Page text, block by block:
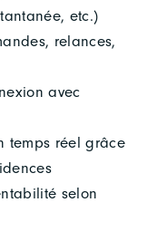
etc.)
relances,
avec
temps réel grâce
selon